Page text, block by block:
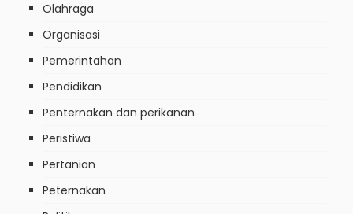
Olahraga
Organisasi
Pemerintahan
Pendidikan
Penternakan dan perikanan
Peristiwa
Pertanian
Peternakan